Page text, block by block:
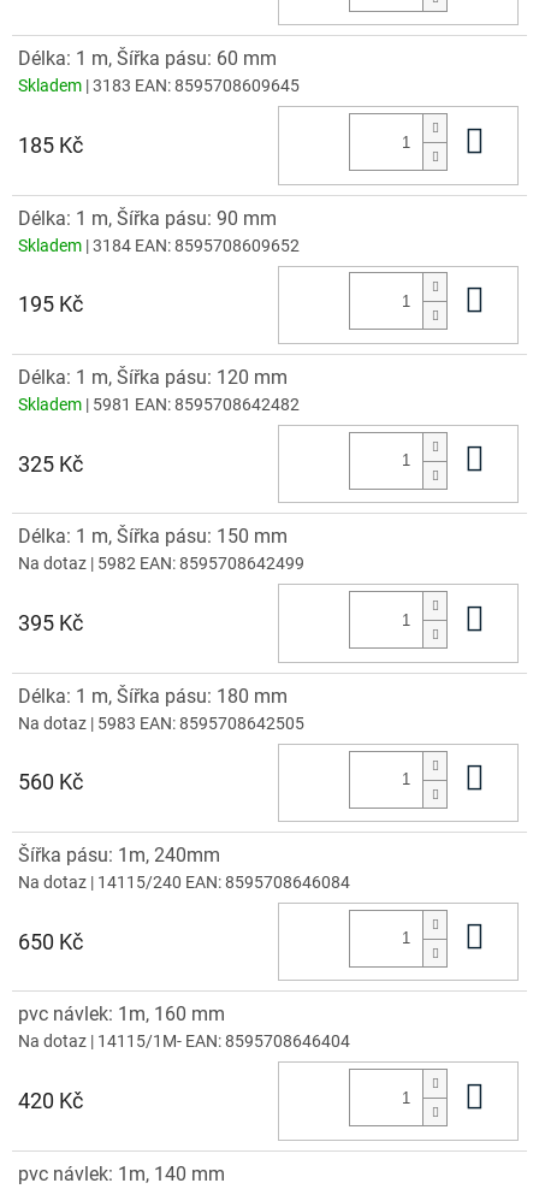
Délka: 1 m, Šířka pásu: 60 mm
Skladem | 3183 EAN:8595708609645
185 Kč
Délka: 1 m, Šířka pásu: 90 mm
Skladem | 3184 EAN:8595708609652
195 Kč
Délka: 1 m, Šířka pásu: 120 mm
Skladem | 5981 EAN:8595708642482
325 Kč
Délka: 1 m, Šířka pásu: 150 mm
Na dotaz | 5982 EAN:8595708642499
395 Kč
Délka: 1 m, Šířka pásu: 180 mm
Na dotaz | 5983 EAN:8595708642505
560 Kč
Šířka pásu: 1m, 240mm
Na dotaz | 14115/240 EAN:8595708646084
650 Kč
pvc návlek: 1m, 160 mm
Na dotaz | 14115/1M- EAN:8595708646404
420 Kč
pvc návlek: 1m, 140 mm